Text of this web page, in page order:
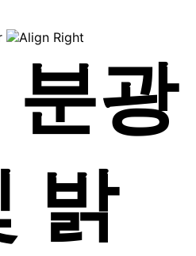
분광
밝